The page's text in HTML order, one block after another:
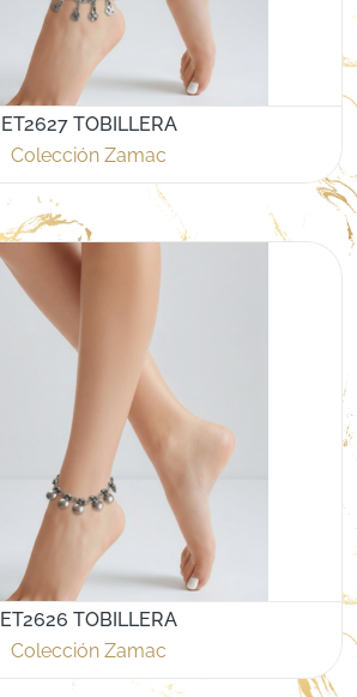
ET2627 TOBILLERA
Colección Zamac
ET2626 TOBILLERA
Colección Zamac